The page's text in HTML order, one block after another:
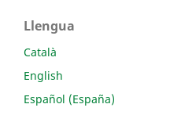
Llengua
Català
English
Español (España)